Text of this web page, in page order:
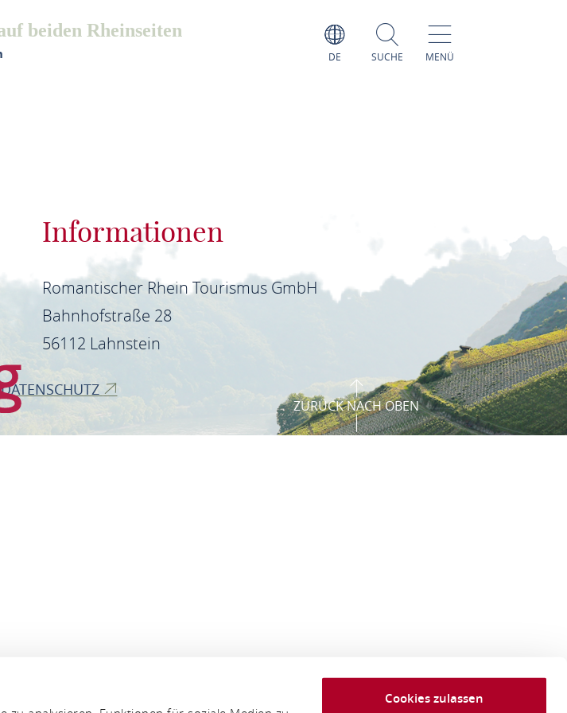
Cookies zulassen
DE SUCHE MENÜ
beiden Rheinseiten
Informationen
Romantischer Rhein Tourismus GmbH
Bahnhofstraße 28
56112 Lahnstein
DATENSCHUTZ
ZURÜCK NACH OBEN